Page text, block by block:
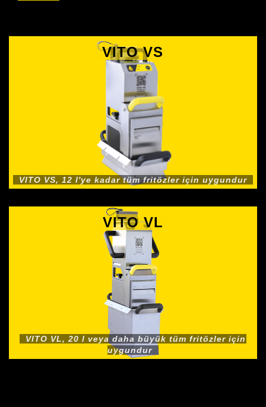
VITO VS
VITO VS, 12 l'ye kadar tüm fritözler için uygundur
VITO VL
VITO VL, 20 l veya daha büyük tüm fritözler için
uygundur